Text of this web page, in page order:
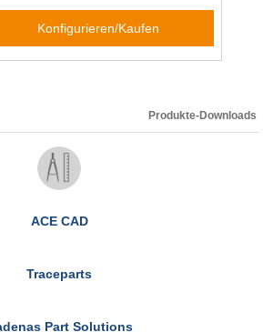
Konfigurieren/Kaufen
Produkte-Downloads
ACE CAD
Traceparts
Part Solutions